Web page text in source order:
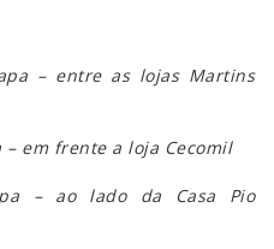
– entre as lojas Martins
– em frente a loja Cecomil
– ao lado da Casa Pio